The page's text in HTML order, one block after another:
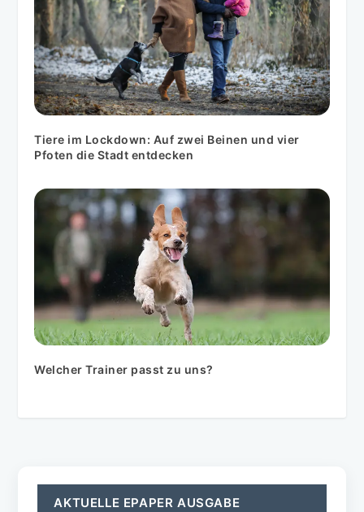
Tiere im Lockdown: Auf zwei Beinen und vier
Pfoten die Stadt entdecken
Welcher Trainer passt zu uns?
AKTUELLE EPAPER AUSGABE